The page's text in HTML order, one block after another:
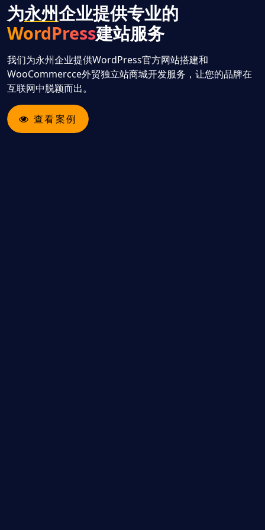
为永州企业提供专业的
WordPress建站服务
我们为永州企业提供WordPress官方网站搭建和
WooCommercce外贸独立站商城开发服务，让您的品牌在
互联网中脱颖而出。
查看案例